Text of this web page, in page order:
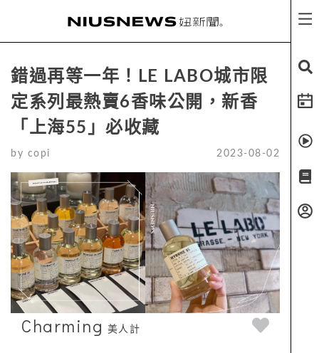
錯過再等一年！LE LABO城市限
定系列最熱賣6香味公開，新香
「上海55」必收藏
by copi 2023-08-02
Charming 美人計